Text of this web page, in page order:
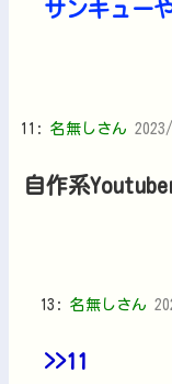
サンキュー
11: 名無しさん
自作系
13: 名無しさん
>>11